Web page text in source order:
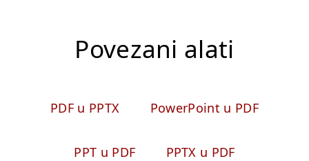
Povezani alati
PDF u PPTX PowerPoint u PDF
PPT u PDF PPTX u PDF